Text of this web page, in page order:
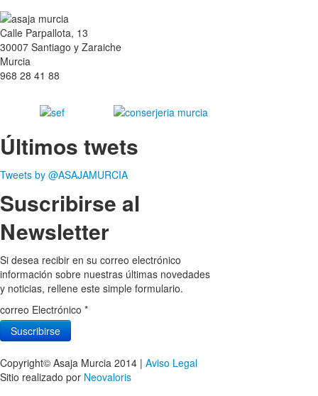
Calle Parpallota, 13
30007 Santiago y Zaraiche
Murcia
968 28 41 88
Últimos twets
Tweets by @ASAJAMURCIA
Suscribirse al
Newsletter
Si desea recibir en su correo electrónico
información sobre nuestras últimas novedades
y noticias, rellene este simple formulario.
correo Electrónico *
Copyright© Asaja Murcia 2014 | Aviso Legal
Sitio realizado por Neovaloris